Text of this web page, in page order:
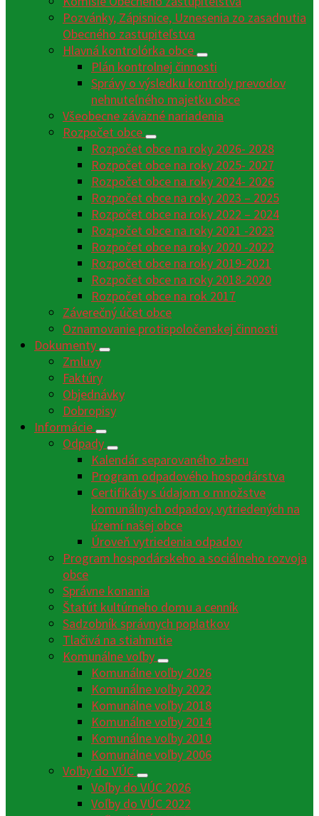
Pozvánky, Zápisnice, Uznesenia zo zasadnutia
Obecného zastupiteľstva
Hlavná kontrolórka obce
Plán kontrolnej činnosti
Správy o výsledku kontroly prevodov
nehnuteľného majetku obce
Všeobecne záväzné nariadenia
Rozpočet obce
Rozpočet obce na roky 2026- 2028
Rozpočet obce na roky 2025- 2027
Rozpočet obce na roky 2024- 2026
Rozpočet obce na roky 2023 – 2025
Rozpočet obce na roky 2022 – 2024
Rozpočet obce na roky 2021 -2023
Rozpočet obce na roky 2020 -2022
Rozpočet obce na roky 2019-2021
Rozpočet obce na roky 2018-2020
Rozpočet obce na rok 2017
Záverečný účet obce
Oznamovanie protispoločenskej činnosti
Dokumenty
Zmluvy
Faktúry
Objednávky
Dobropisy
Informácie
Odpady
Kalendár separovaného zberu
Program odpadového hospodárstva
Certifikáty s údajom o množstve
komunálnych odpadov, vytriedených na
území našej obce
Úroveň vytriedenia odpadov
Program hospodárskeho a sociálneho rozvoja
obce
Správne konania
Štatút kultúrneho domu a cenník
Sadzobník správnych poplatkov
Tlačivá na stiahnutie
Komunálne voľby
Komunálne voľby 2026
Komunálne voľby 2022
Komunálne voľby 2018
Komunálne voľby 2014
Komunálne voľby 2010
Komunálne voľby 2006
Voľby do VÚC
Voľby do VÚC 2026
Voľby do VÚC 2022